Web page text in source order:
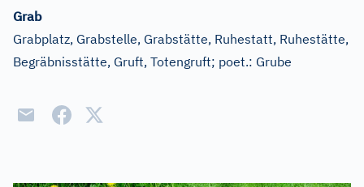
Grab
Grabplatz, Grabstelle, Grabstätte, Ruhestatt, Ruhestätte,
Begräbnisstätte, Gruft, Totengruft; poet.: Grube